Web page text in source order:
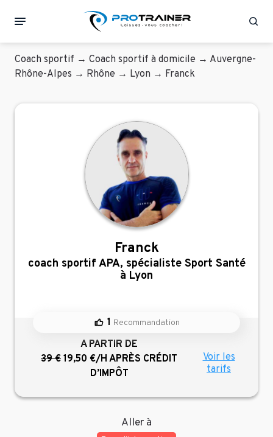
Coach sportif → Coach sportif à domicile → Auvergne-
Rhône-Alpes → Rhône → Lyon → Franck
Franck
coach sportif APA, spécialiste Sport Santé
à Lyon
1 Recommandation
A PARTIR DE
39 € 19,50 €/H APRÈS CRÉDIT
D’IMPÔT
Voir les
tarifs
Aller à